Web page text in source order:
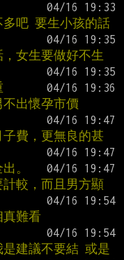
吧 要生小孩的話
女生要做好不生
出懷孕市價
費，更無良的甚
。
較，而且男方顯
難看
建議不要結 或是